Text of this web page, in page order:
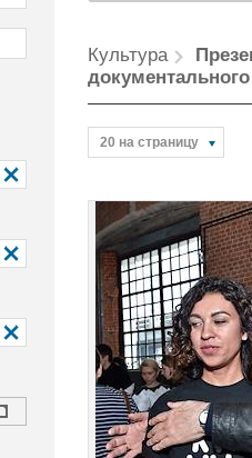
Культура
20 на страницу